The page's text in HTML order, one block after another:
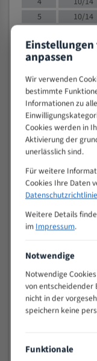
5
10/14
8
10/14
10
12
8/
15
8/
20
30
50
80
> 100
VOLLMATERIAL
M (mm)
25
25 - 50
35 - 70
50 - 120
350
anpassen
Wir verwenden
bestimmte
Informationen zu
Cookies werden in
Aktivierung der
unerlässlich sind.
Für weitere
Cookies Ihre Daten
Datenschutzrichtlinie
Weitere Details
im Impressum.
Notwendige
Notwendige
von entscheidender
nicht in der
speichern keine
Funktionale